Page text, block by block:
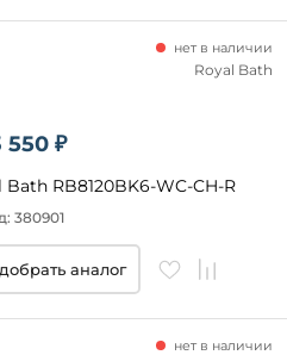
550 ₽
RB8120BK6-WC-CH-R
нет в наличии
380901
Royal Bath
аналог
нет в наличии